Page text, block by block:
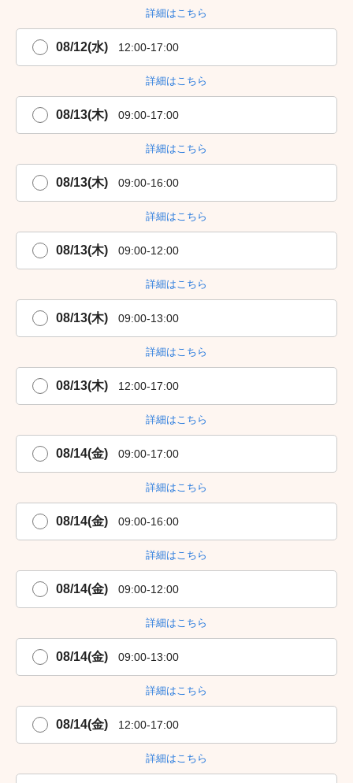
詳細はこちら
08/12(水) 12:00-17:00
詳細はこちら
08/13(木) 09:00-17:00
詳細はこちら
08/13(木) 09:00-16:00
詳細はこちら
08/13(木) 09:00-12:00
詳細はこちら
08/13(木) 09:00-13:00
詳細はこちら
08/13(木) 12:00-17:00
詳細はこちら
08/14(金) 09:00-17:00
詳細はこちら
08/14(金) 09:00-16:00
詳細はこちら
08/14(金) 09:00-12:00
詳細はこちら
08/14(金) 09:00-13:00
詳細はこちら
08/14(金) 12:00-17:00
詳細はこちら